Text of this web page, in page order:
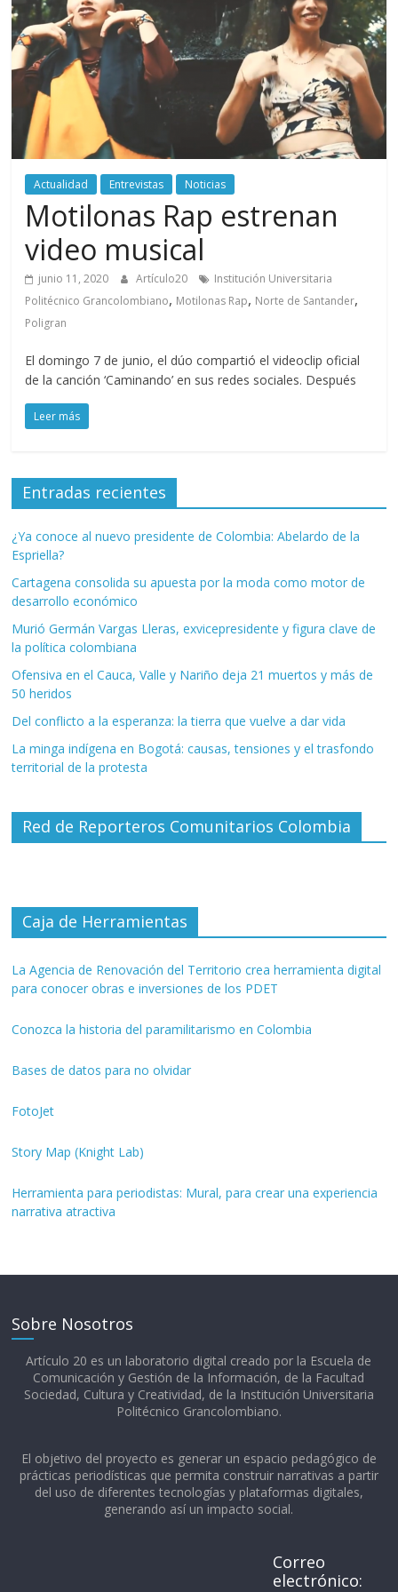
periodismo
digital
del
Politécnico
Grancolombiano
Actualidad Entrevistas Noticias
Motilonas Rap estrenan
video musical
junio 11, 2020 Artículo20
Institución Universitaria
Politécnico Grancolombiano, Motilonas Rap, Norte de Santander,
Poligran
El domingo 7 de junio, el dúo compartió el videoclip oficial
de la canción ‘Caminando’ en sus redes sociales. Después
Leer más
Entradas recientes
¿Ya conoce al nuevo presidente de Colombia: Abelardo de la
Espriella?
Cartagena consolida su apuesta por la moda como motor de
desarrollo económico
Murió Germán Vargas Lleras, exvicepresidente y figura clave de
la política colombiana
Ofensiva en el Cauca, Valle y Nariño deja 21 muertos y más de
50 heridos
Del conflicto a la esperanza: la tierra que vuelve a dar vida
La minga indígena en Bogotá: causas, tensiones y el trasfondo
territorial de la protesta
Red de Reporteros Comunitarios Colombia
Caja de Herramientas
La Agencia de Renovación del Territorio crea herramienta digital
para conocer obras e inversiones de los PDET
Conozca la historia del paramilitarismo en Colombia
Bases de datos para no olvidar
FotoJet
Story Map (Knight Lab)
Herramienta para periodistas: Mural, para crear una experiencia
narrativa atractiva
Sobre Nosotros
Artículo 20 es un laboratorio digital creado por la Escuela de
Comunicación y Gestión de la Información, de la Facultad
Sociedad, Cultura y Creatividad, de la Institución Universitaria
Politécnico Grancolombiano.​
El objetivo del proyecto es generar un espacio pedagógico de
prácticas periodísticas que permita construir narrativas a partir
del uso de diferentes tecnologías y plataformas digitales,
generando así un impacto social.
Correo
electrónico: